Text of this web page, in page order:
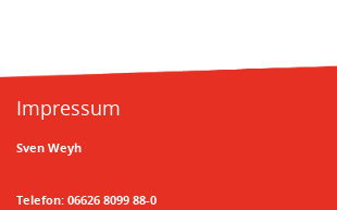
Impressum
Sven Weyh
Telefon: 06626 8099 88-0